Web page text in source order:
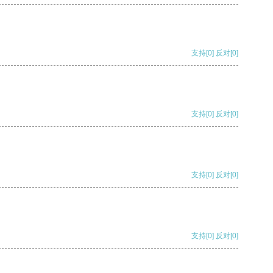
支持[0] 反对[0]
支持[0] 反对[0]
支持[0] 反对[0]
支持[0] 反对[0]